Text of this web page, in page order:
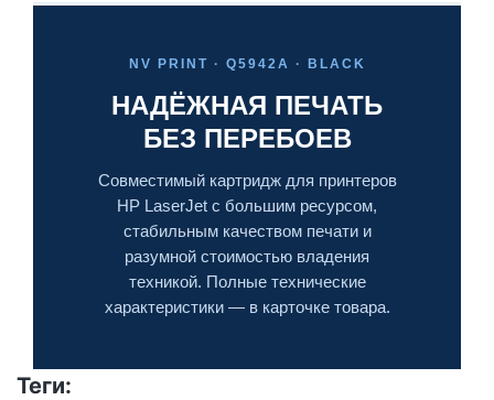
NV PRINT · Q5942A · BLACK
НАДЁЖНАЯ ПЕЧАТЬ
БЕЗ ПЕРЕБОЕВ
Совместимый картридж для принтеров
HP LaserJet с большим ресурсом,
стабильным качеством печати и
разумной стоимостью владения
техникой. Полные технические
характеристики — в карточке товара.
Теги: